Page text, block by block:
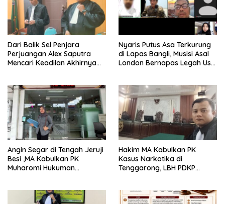
Dari Balik Sel Penjara
Perjuangan Alex Saputra
Mencari Keadilan Akhirnya
Nyaris Putus Asa Terkurung
di Lapas Bangli, Musisi Asal
London Bernapas Legah Usai
Angin Segar di Tengah Jeruji
Besi ,MA Kabulkan PK
Muharomi Hukuman
Hakim MA Kabulkan PK
Kasus Narkotika di
Tenggarong, LBH PDKP
Berkeadilan